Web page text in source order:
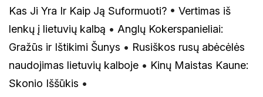
Kas Ji Yra Ir Kaip Ją Suformuoti? • Vertimas iš
lenkų į lietuvių kalbą • Anglų Kokerspanieliai:
Gražūs ir Ištikimi Šunys • Rusiškos rusų abėcėlės
naudojimas lietuvių kalboje • Kinų Maistas Kaune:
Skonio Iššūkis •